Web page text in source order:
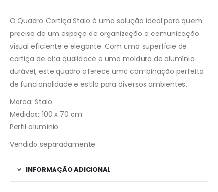
O Quadro Cortiça Stalo é uma solução ideal para quem
precisa de um espaço de organização e comunicação
visual eficiente e elegante. Com uma superfície de
cortiça de alta qualidade e uma moldura de alumínio
durável, este quadro oferece uma combinação perfeita
de funcionalidade e estilo para diversos ambientes.
Marca: Stalo
Medidas: 100 x 70 cm
Perfil alumínio
Vendido separadamente
INFORMAÇÃO ADICIONAL